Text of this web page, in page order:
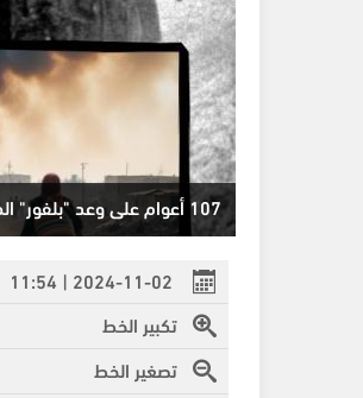
107 أعوام على وعد "بلفور" المشؤوم
2024-11-02 | 11:54
تكبير الخط
تصغير الخط